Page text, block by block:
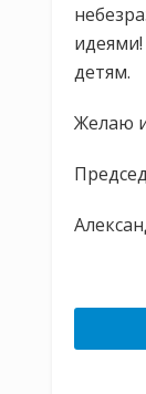
детям.
Желаю